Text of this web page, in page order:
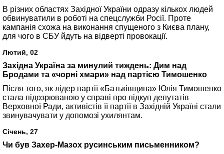
В різних областях Західної України одразу кількох людей
обвинуватили в роботі на спецслужби Росії. Проте
кампанія схожа на виконання спущеного з Києва плану,
для чого в СБУ йдуть на відверті провокації.
Лютий, 02
Західна Україна за минулий тиждень: Дим над
Бродами та «чорні хмари» над партією Тимошенко
Після того, як лідер партії «Батьківщина» Юлія Тимошенко
стала підозрюваною у справі про підкуп депутатів
Верховної Ради, активістів її партії в Західній Україні стали
звинувачувати у допомозі ухилянтам.
Січень, 27
Чи був Захер-Мазох русинським письменником?